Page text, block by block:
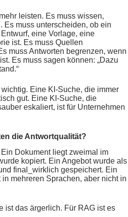
leisten. Es muss wissen,
Es muss unterscheiden, ob ein
eine Vorlage, eine
ist. Es muss Quellen
muss Antworten begrenzen, wenn
Es muss sagen können: „Dazu
Eine KI-Suche, die immer
gut. Eine KI-Suche, die
eskaliert, ist für Unternehmen
die Antwortqualität?
Dokument liegt zweimal im
kopiert. Ein Angebot wurde als
final_wirklich gespeichert. Ein
mehreren Sprachen, aber nicht in
ist das ärgerlich. Für RAG ist es